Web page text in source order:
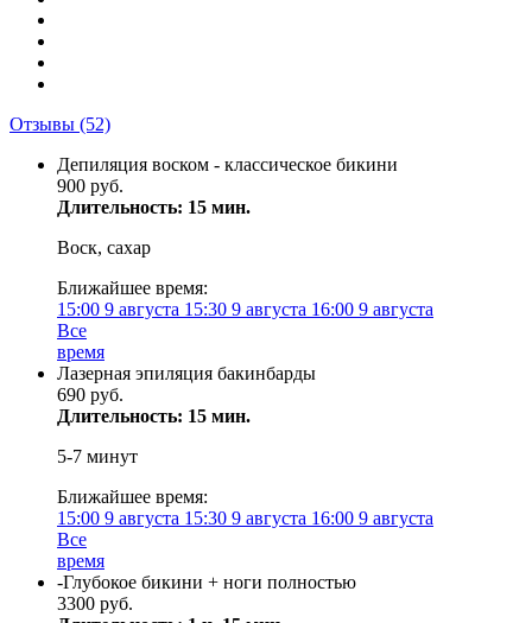
Отзывы (52)
Депиляция воском - классическое бикини
900 руб.
Длительность: 15 мин.
Воск, сахар
Ближайшее время:
15:00 9 августа 15:30 9 августа 16:00 9 августа
Все
время
Лазерная эпиляция бакинбарды
690 руб.
Длительность: 15 мин.
5-7 минут
Ближайшее время:
15:00 9 августа 15:30 9 августа 16:00 9 августа
Все
время
-Глубокое бикини + ноги полностью
3300 руб.